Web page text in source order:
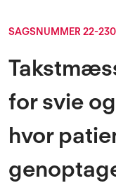
SAGSNUMMER 22-
for svie
hvor